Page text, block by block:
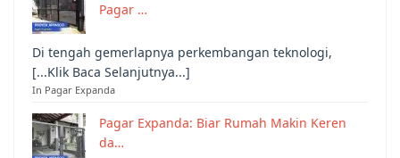
Pagar …
Di tengah gemerlapnya perkembangan teknologi,
[...Klik Baca Selanjutnya...]
In Pagar Expanda
Pagar Expanda: Biar Rumah Makin Keren
da…